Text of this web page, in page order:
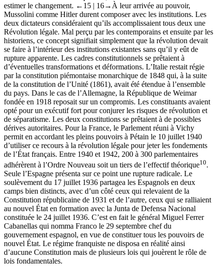
estimer le changement. ←15 | 16→ À leur arrivée au pouvoir,
Mussolini comme Hitler durent composer avec les institutions. Les
deux dictateurs considéraient qu’ils accomplissaient tous deux une
Révolution légale. Mal perçu par les contemporains et ensuite par les
historiens, ce concept signifiait simplement que la révolution devait
se faire à l’intérieur des institutions existantes sans qu’il y eût de
rupture apparente. Les cadres constitutionnels se prêtaient à
d’éventuelles transformations et déformations. L’Italie restait régie
par la constitution piémontaise monarchique de 1848 qui, à la suite
de la constitution de l’Unité (1861), avait été étendue à l’ensemble
du pays. Dans le cas de l’Allemagne, la République de Weimar
fondée en 1918 reposait sur un compromis. Les constituants avaient
opté pour un exécutif fort pour conjurer les risques de révolution et
de séparatisme. Les deux constitutions se prêtaient à de possibles
dérives autoritaires. Pour la France, le Parlement réuni à Vichy
permit en accordant les pleins pouvoirs à Pétain le 10 juillet 1940
d’utiliser ce recours à la révolution légale pour jeter les fondements
de l’État français. Entre 1940 et 1942, 200 à 300 parlementaires
adhérèrent à l’Ordre Nouveau soit un tiers de l’effectif théorique10.
Seule l’Espagne présenta sur ce point une rupture radicale. Le
soulèvement du 17 juillet 1936 partagea les Espagnols en deux
camps bien distincts, avec d’un côté ceux qui relevaient de la
Constitution républicaine de 1931 et de l’autre, ceux qui se ralliaient
au nouvel État en formation avec la Junta de Defensa Nacional
constituée le 24 juillet 1936. C’est en fait le général Miguel Ferrer
Cabanellas qui nomma Franco le 29 septembre chef du
gouvernement espagnol, en vue de constituer tous les pouvoirs de
nouvel État. Le régime franquiste ne disposa en réalité ainsi
d’aucune Constitution mais de plusieurs lois qui jouèrent le rôle de
lois fondamentales.